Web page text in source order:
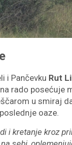
i Pančevku Rut
rado posećuje
u smiraj
oaze.
i kretanje kroz